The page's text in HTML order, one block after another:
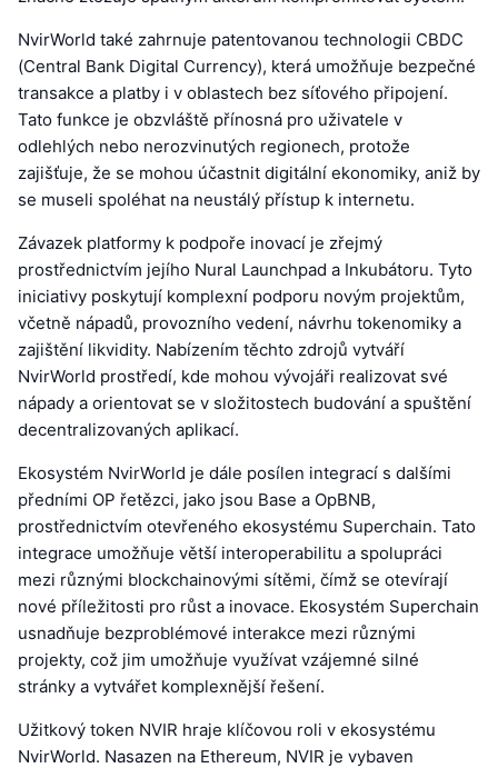
NvirWorld také zahrnuje patentovanou technologii CBDC
(Central Bank Digital Currency), která umožňuje bezpečné
transakce a platby i v oblastech bez síťového připojení.
Tato funkce je obzvláště přínosná pro uživatele v
odlehlých nebo nerozvinutých regionech, protože
zajišťuje, že se mohou účastnit digitální ekonomiky, aniž by
se museli spoléhat na neustálý přístup k internetu.
Závazek platformy k podpoře inovací je zřejmý
prostřednictvím jejího Nural Launchpad a Inkubátoru. Tyto
iniciativy poskytují komplexní podporu novým projektům,
včetně nápadů, provozního vedení, návrhu tokenomiky a
zajištění likvidity. Nabízením těchto zdrojů vytváří
NvirWorld prostředí, kde mohou vývojáři realizovat své
nápady a orientovat se v složitostech budování a spuštění
decentralizovaných aplikací.
Ekosystém NvirWorld je dále posílen integrací s dalšími
předními OP řetězci, jako jsou Base a OpBNB,
prostřednictvím otevřeného ekosystému Superchain. Tato
integrace umožňuje větší interoperabilitu a spolupráci
mezi různými blockchainovými sítěmi, čímž se otevírají
nové příležitosti pro růst a inovace. Ekosystém Superchain
usnadňuje bezproblémové interakce mezi různými
projekty, což jim umožňuje využívat vzájemné silné
stránky a vytvářet komplexnější řešení.
Užitkový token NVIR hraje klíčovou roli v ekosystému
NvirWorld. Nasazen na Ethereum, NVIR je vybaven